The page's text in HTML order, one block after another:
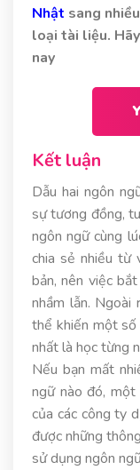
Nhật sang
loại tài liệu.
nay
Kết luận
Dẫu hai ngôn
sự tương đồng,
ngôn ngữ cùng
chia sẻ nhiều từ
bản, nên việc
nhầm lẫn. Ngoài
thể khiến một số
nhất là học từng
Nếu bạn mất
ngữ nào đó,
của các công ty
được những
sử dụng ngôn